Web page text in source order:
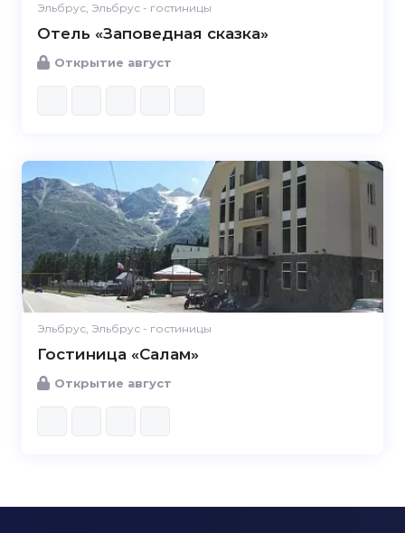
Эльбрус, Эльбрус - гостиницы
Отель «Заповедная сказка»
Открытие август
Эльбрус, Эльбрус - гостиницы
Гостиница «Салам»
Открытие август